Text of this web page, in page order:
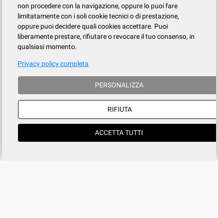
non procedere con la navigazione, oppure lo puoi fare
limitatamente con i soli cookie tecnici o di prestazione,
oppure puoi decidere quali cookies accettare. Puoi
liberamente prestare, rifiutare o revocare il tuo consenso, in
qualsiasi momento.
Privacy policy completa
PERSONALIZZA
RIFIUTA
ACCETTA TUTTI